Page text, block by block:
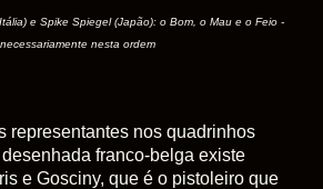
e Spike Spiegel (Japão): o Bom, o Mau e o Feio -
nesta ordem
representantes nos quadrinhos
franco-belga existe
e Gosciny, que é o pistoleiro que